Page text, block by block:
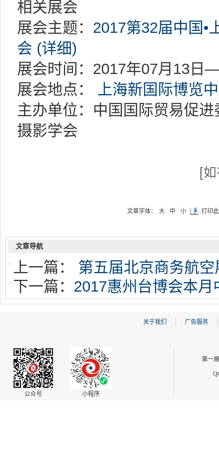
相关展会
展会主题： 2017第32届中国•
会 (详细)
展会时间：2017年07月13日
展会地点： 上海新国际博览
主办单位：中国国际贸易促
摄影学会
[
文章字体： 大 中 小 打印
文章导航
上一篇： 第五届北京商务航
下一篇： 2017惠州台博会本
关于我们 广告服务
公众号 小程序
第一